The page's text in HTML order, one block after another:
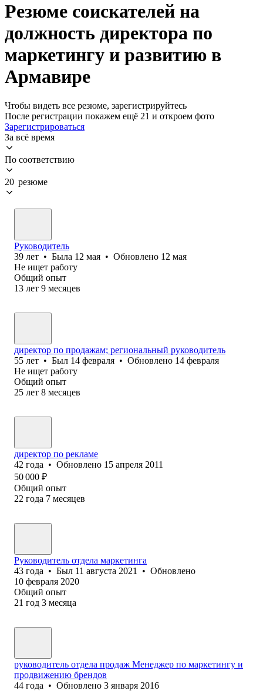
Резюме соискателей на
должность директора по
маркетингу и развитию в
Армавире
Чтобы видеть все резюме, зарегистрируйтесь
После регистрации покажем ещё 21 и откроем фото
Зарегистрироваться
За всё время
По соответствию
20 резюме
Руководитель
39 лет • Была 12 мая • Обновлено 12 мая
Не ищет работу
Общий опыт
13 лет 9 месяцев
директор по продажам; региональный руководитель
55 лет • Был 14 февраля • Обновлено 14 февраля
Не ищет работу
Общий опыт
25 лет 8 месяцев
директор по рекламе
42 года • Обновлено 15 апреля 2011
50 000 ₽
Общий опыт
22 года 7 месяцев
Руководитель отдела маркетинга
43 года • Был 11 августа 2021 • Обновлено
10 февраля 2020
Общий опыт
21 год 3 месяца
руководитель отдела продаж Менеджер по маркетингу и
продвижению брендов
44 года • Обновлено 3 января 2016